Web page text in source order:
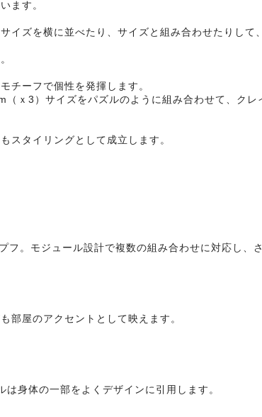
ます。
ズを横に並べたり、サイズと組み合わせたりして
チーフで個性を発揮します。
ｘ3）サイズをパズルのように組み合わせて、クレ
スタイリングとして成立します。
。モジュール設計で複数の組み合わせに対応し、
部屋のアクセントとして映えます。
身体の一部をよくデザインに引用します。